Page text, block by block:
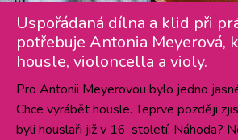
Uspořádaná dílna a klid při
potřebuje Antonia Meyerová,
housle, violoncella a violy.
Pro Antonii Meyerovou bylo jedno
Chce vyrábět housle. Teprve později
byli houslaři již v 16. století. Náhoda?